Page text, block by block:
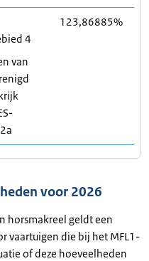
4
van
123,86885%
voor 2026
horsmakreel geldt een
vaartuigen die bij het MFL1-
of deze hoeveelheden